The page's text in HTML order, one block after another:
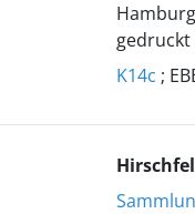
Hamburg
gedruckt
K14c ;